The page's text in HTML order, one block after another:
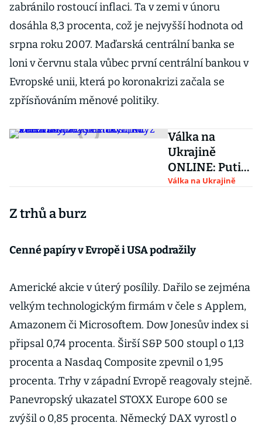
zabránilo rostoucí inflaci. Ta v zemi v únoru
dosáhla 8,3 procenta, což je nejvyšší hodnota od
srpna roku 2007. Maďarská centrální banka se
loni v červnu stala vůbec první centrální bankou v
Evropské unii, která po koronakrizi začala se
zpřísňováním měnové politiky.
Válka na
Ukrajině
ONLINE: Putin
cítí
míní Zelenskyj
Válka na Ukrajině
Z trhů a burz
Cenné papíry v Evropě i USA podražily
Americké akcie v úterý posílily. Dařilo se zejména
velkým technologickým firmám v čele s Applem,
Amazonem či Microsoftem. Dow Jonesův index si
připsal 0,74 procenta. Širší S&P 500 stoupl o 1,13
procenta a Nasdaq Composite zpevnil o 1,95
procenta. Trhy v západní Evropě reagovaly stejně.
Panevropský ukazatel STOXX Europe 600 se
zvýšil o 0,85 procenta. Německý DAX vyrostl o